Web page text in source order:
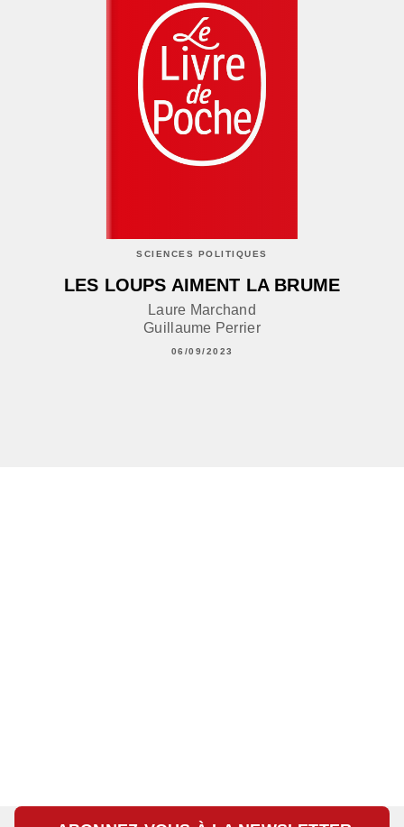
SCIENCES POLITIQUES
LES LOUPS AIMENT LA BRUME
Laure Marchand
Guillaume Perrier
06/09/2023